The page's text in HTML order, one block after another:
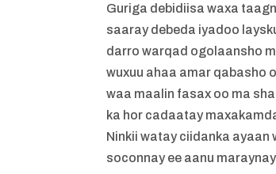
Guriga debidiisa waxa
saaray debeda iyadoo
darro warqad ogolaansho
wuxuu ahaa amar qabasho
waa maalin fasax oo ma
ka hor cadaatay
Ninkii watay ciidanka ayaan
soconnay ee aanu